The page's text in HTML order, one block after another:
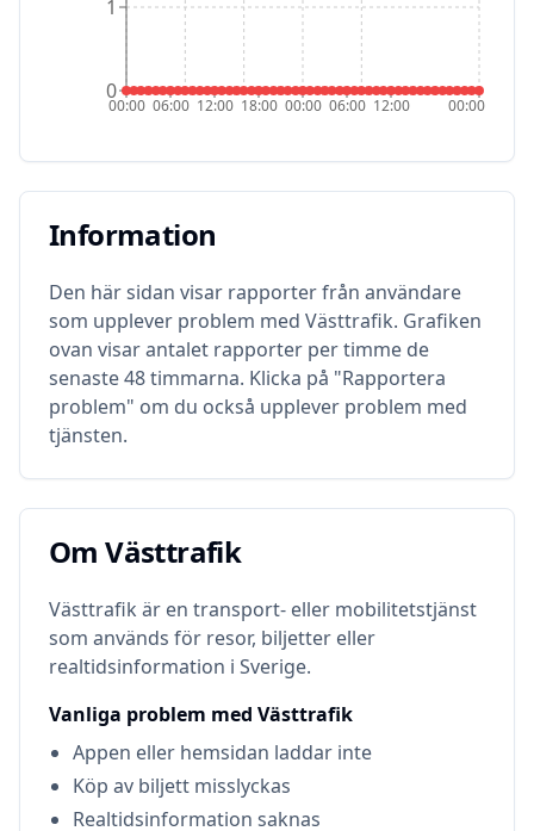
00:00 06:00 12:00 18:00 00:00 06:00 12:00 00:00
0
1
Information
Information
Den här sidan visar rapporter från användare
som upplever problem med Västtrafik. Grafiken
ovan visar antalet rapporter per timme de
senaste 48 timmarna. Klicka på "Rapportera
problem" om du också upplever problem med
tjänsten.
Om
OmVästtrafik
Västtrafik är en transport- eller mobilitetstjänst
som används för resor, biljetter eller
realtidsinformation i Sverige.
Vanliga problem med Västtrafik
Appen eller hemsidan laddar inte
Köp av biljett misslyckas
Realtidsinformation saknas